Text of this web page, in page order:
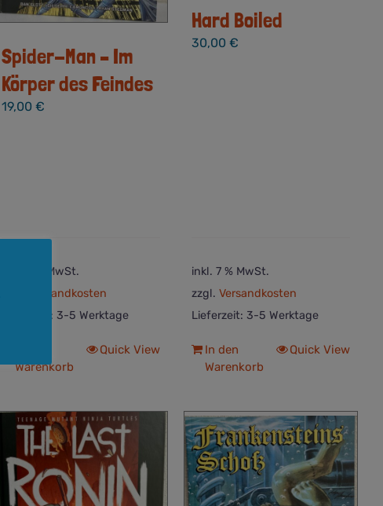
Spider-Man – Im
Körper des Feindes
19,00€
inkl. 7 % MwSt.
Versandkosten
Lieferzeit: 3-5 Werktage
Warenkorb
Quick View
Hard Boiled
30,00€
inkl. 7 % MwSt.
zzgl.Versandkosten
Lieferzeit: 3-5 Werktage
In den
Warenkorb
Quick View